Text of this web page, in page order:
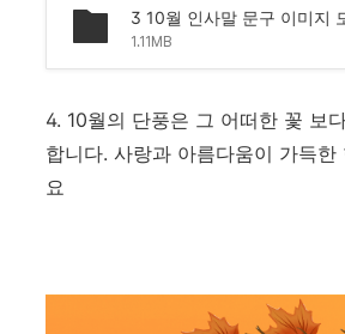
1.11MB
4. 10월의 단풍은 그 어떠한 꽃 보
합니다. 사랑과 아름다움이 가득한
요